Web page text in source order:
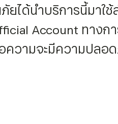
ได้นำบริการนี้มาใ
Account ทางก
ความจะมีความปลอ